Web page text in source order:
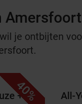
Amersfoort
je ontbijten
40%
+ evt.
All-